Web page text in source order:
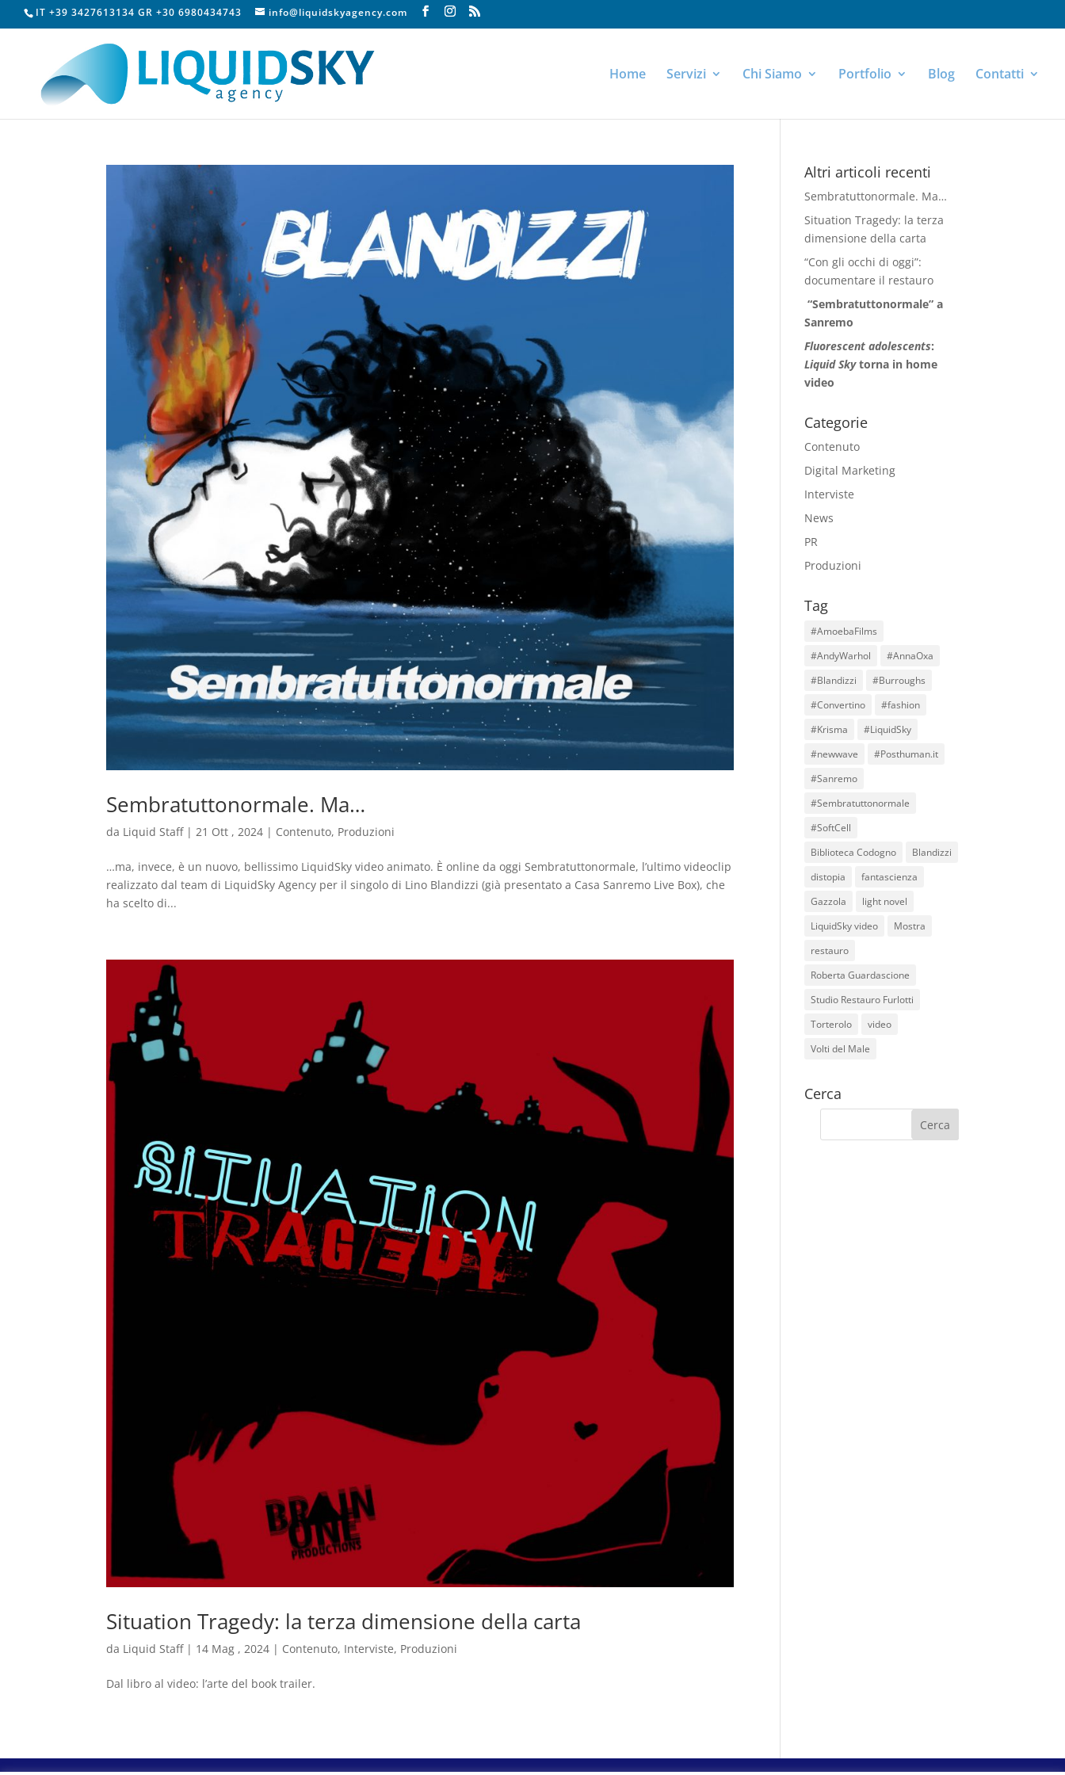
IT +39 3427613134 GR +30 6980434743 info@liquidskyagency.com
Home Servizi Chi Siamo Portfolio Blog Contatti
Sembratuttonormale. Ma…
da Liquid Staff|21 Ott , 2024 | Contenuto, Produzioni
…ma, invece, è un nuovo, bellissimo LiquidSky video animato. È online da oggi Sembratuttonormale, l’ultimo videoclip
realizzato dal team di LiquidSky Agency per il singolo di Lino Blandizzi (già presentato a Casa Sanremo Live Box), che
ha scelto di...
Situation Tragedy: la terza dimensione della carta
da Liquid Staff| 14 Mag , 2024 | Contenuto, Interviste, Produzioni
Dal libro al video: l’arte del book trailer.
Altri articoli recenti
Sembratuttonormale. Ma…
Situation Tragedy: la terza
dimensione della carta
“Con gli occhi di oggi”:
documentare il restauro
“Sembratuttonormale” a
Sanremo
Fluorescent adolescents:
Liquid Skytorna in home
video
Categorie
Contenuto
Digital Marketing
Interviste
News
PR
Produzioni
Tag
#AmoebaFilms
#AndyWarhol
#AnnaOxa
#Blandizzi
#Burroughs
#Convertino
#fashion
#Krisma
#LiquidSky
#newwave
#Posthuman.it
#Sanremo
#Sembratuttonormale
#SoftCell
Biblioteca Codogno
Blandizzi
distopia
fantascienza
Gazzola
light novel
LiquidSky video
Mostra
restauro
Roberta Guardascione
Studio Restauro Furlotti
Torterolo
video
Volti del Male
Cerca